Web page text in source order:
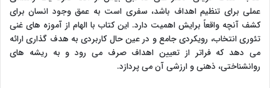
عملی برای تنظیم اهداف باشد، سفری است به عمق وجود انسان برای
کشف آنچه واقعاً برایش اهمیت دارد. این کتاب با الهام از آموزه های غنی
تئوری انتخاب، رویکردی جامع و در عین حال کاربردی به هدف گذاری ارائه
می دهد که فراتر از تعیین اهداف صرف می رود و به ریشه های
روانشناختی، ذهنی و ارزشی آن می پردازد.